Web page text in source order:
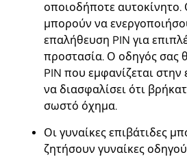
οποιοδήποτε αυτοκίνητο.
μπορούν να
επαλήθευση PIN για
προστασία. Ο οδηγός σας
PIN που εμφανίζεται στην
να διασφαλίσει ότι
σωστό όχημα.
Οι γυναίκες επιβάτιδες
ζητήσουν γυναίκες